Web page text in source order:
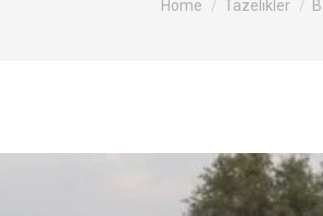
Home Täzelikler